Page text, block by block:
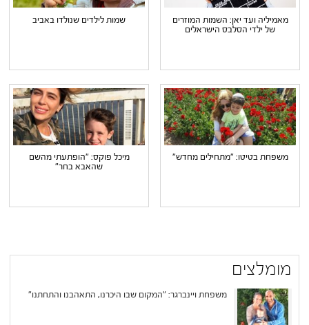
מאמיליה ועד יאן: השמות המוזרים
של ילדי הסלבס הישראלים
שמות לילדים שנולדו באביב
משפחת בטיטו: "מתחילים מחדש"
מיכל פוקס: "הופתעתי מהשם
שהאבא בחר"
מומלצים
משפחת ויינברגר: "המקום שבו היכרנו, התאהבנו והתחתנו"